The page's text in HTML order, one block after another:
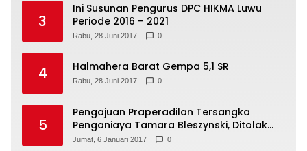
3
Ini Susunan Pengurus DPC HIKMA Luwu
Periode 2016 – 2021
Rabu, 28 Juni 2017 0
4 Halmahera Barat Gempa 5,1 SR
Rabu, 28 Juni 2017 0
5
Pengajuan Praperadilan Tersangka
Penganiaya Tamara Bleszynski, Ditolak
Hakim
Jumat, 6 Januari 2017 0